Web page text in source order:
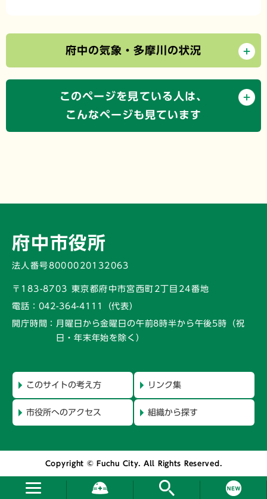
府中の気象・多摩川の状況
このページを見ている人は、
こんなページも見ています
府中市役所
法人番号8000020132063
〒183-8703 東京都府中市宮西町2丁目24番地
電話： 042-364-4111（代表）
開庁時間： 月曜日から金曜日の午前8時半から午後5時 （祝
日・年末年始を除く）
このサイトの考え方 リンク集
市役所へのアクセス 組織から探す
Copyright © Fuchu City. All Rights Reserved.